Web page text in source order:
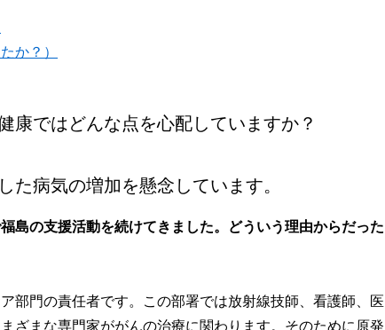
か？）
康ではどんな点を心配していますか？
た病気の増加を懸念しています。
の支援活動を続けてきました。どういう理由からだった
部門の責任者です。この部署では放射線技師、看護師、医
ざまな専門家ががんの治療に関わります。そのために原発